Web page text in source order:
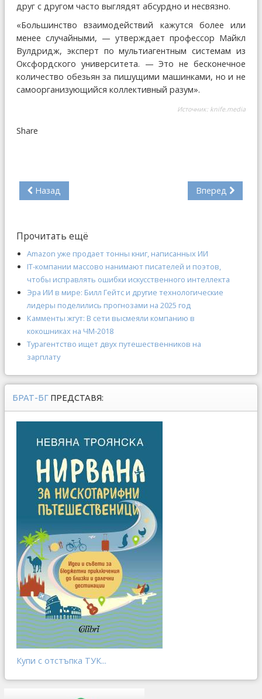
друг с другом часто выглядят абсурдно и несвязно.
«Большинство взаимодействий кажутся более или
менее случайными, — утверждает профессор Майкл
Вулдридж, эксперт по мультиагентным системам из
Оксфордского университета. — Это не бесконечное
количество обезьян за пишущими машинками, но и не
самоорганизующийся коллективный разум».
Источник: knife.media
Share
Назад Вперед
Прочитать ещё
Amazon уже продает тонны книг, написанных ИИ
IT-компании массово нанимают писателей и поэтов,
чтобы исправлять ошибки искусственного интеллекта
Эра ИИ в мире: Билл Гейтс и другие технологические
лидеры поделились прогнозами на 2025 год
Камменты жгут: В сети высмеяли компанию в
кокошниках на ЧМ-2018
Турагентство ищет двух путешественников на
зарплату
БРАТ-БГ ПРЕДСТАВЯ:
Купи с отстъпка ТУК...